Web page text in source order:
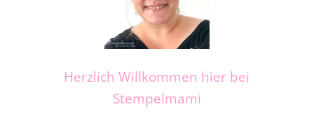
Herzlich Willkommen hier bei
Stempelmami